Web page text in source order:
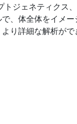
ジェネティクス
、体全体をイメ
り詳細な解析がで